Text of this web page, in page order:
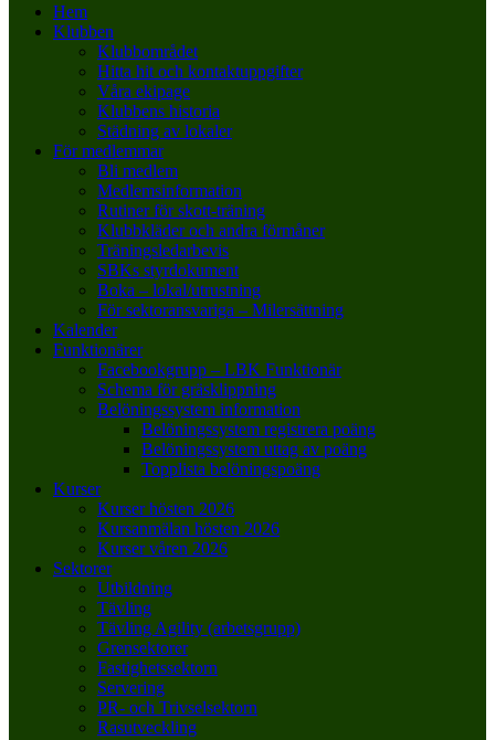
Hem
Klubben
Klubbområdet
Hitta hit och kontaktuppgifter
Våra ekipage
Klubbens historia
Städning av lokaler
För medlemmar
Bli medlem
Medlemsinformation
Rutiner för skott-träning
Klubbkläder och andra förmåner
Träningsledarbevis
SBKs styrdokument
Boka – lokal/utrustning
För sektoransvariga – Milersättning
Kalender
Funktionärer
Facebookgrupp – LBK Funktionär
Schema för gräsklippning
Belöningssystem information
Belöningssystem registrera poäng
Belöningssystem uttag av poäng
Topplista belöningspoäng
Kurser
Kurser hösten 2026
Kursanmälan hösten 2026
Kurser våren 2026
Sektorer
Utbildning
Tävling
Tävling Agility (arbetsgrupp)
Grensektorer
Fastighetssektorn
Servering
PR- och Trivselsektorn
Rasutveckling